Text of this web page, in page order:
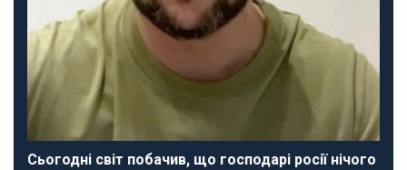
Сьогодні світ побачив, що господарі росії нічого